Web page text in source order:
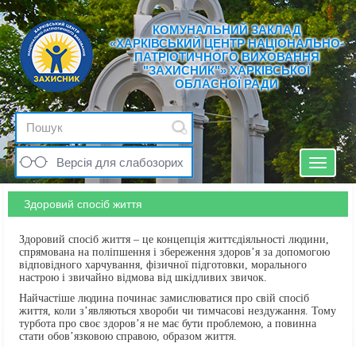
КОМУНАЛЬНИЙ ЗАКЛАД
«ХАРКІВСЬКИЙ ЦЕНТР НАЦІОНАЛЬНО-
ПАТРІОТИЧНОГО ВИХОВАННЯ
"ЗАХИСНИК"» ХАРКІВСЬКОЇ
ОБЛАСНОЇ РАДИ
Версія для слабозорих
Toggle
Здоровий спосіб життя
Здоровий спосіб життя – це концепція життєдіяльності людини,
спрямована на поліпшення і збереження здоров’я за допомогою
відповідного харчування, фізичної підготовки, морального
настрою і звичайно відмова від шкідливих звичок.
Найчастіше людина починає замислюватися про свій спосіб
життя, коли з’являються хвороби чи тимчасові нездужання. Тому
турбота про своє здоров’я не має бути проблемою, а повинна
стати обов’язковою справою, образом життя.